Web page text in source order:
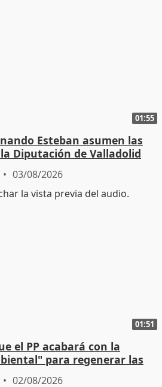
01:55
Esteban asumen las
Diputación de Valladolid
03/08/2026
01:51
el PP acabará con la
para regenerar las
02/08/2026